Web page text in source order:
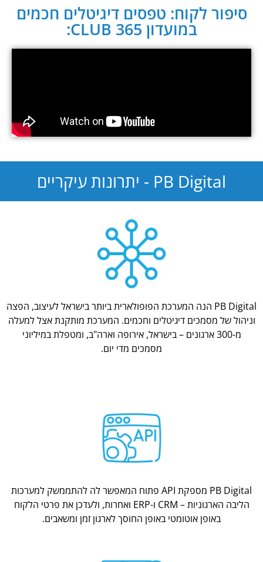
סיפור לקוח: טפסים דיגיטלים חכמים
במועדון CLUB 365:
PB Digital - יתרונות עיקריים
PB Digital הנה המערכת הפופולארית ביותר בישראל לעיצוב, הפצה
וניהול של מסמכים דיגיטלים וחכמים. המערכת מותקנת אצל למעלה
מ-300 ארגונים – בישראל, אירופה וארה"ב, ומטפלת במיליוני
מסמכים מדי יום.
PB Digital מספקת API פתוח המאפשר לה להתממשק למערכות
הליבה הארגוניות – CRM ו-ERP ואחרות, ולעדכן את פרטי הלקוח
באופן אוטומטי באופן החוסך לארגון זמן ומשאבים.